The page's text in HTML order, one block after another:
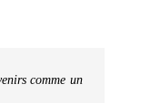
comme un